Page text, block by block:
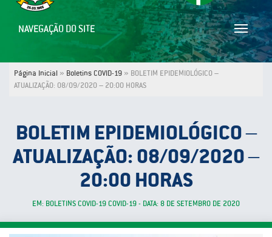
Toggle
NAVEGAÇÃO DO SITE
Página Inicial » Boletins COVID-19 » BOLETIM EPIDEMIOLÓGICO –
ATUALIZAÇÃO: 08/09/2020 – 20:00 HORAS
BOLETIM EPIDEMIOLÓGICO –
ATUALIZAÇÃO: 08/09/2020 –
20:00 HORAS
EM: BOLETINS COVID-19 COVID-19 - DATA: 8 DE SETEMBRO DE 2020